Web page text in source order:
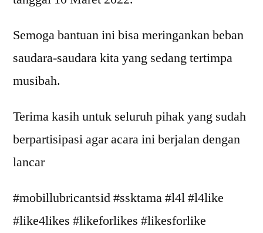
Semoga bantuan ini bisa meringankan beban
saudara-saudara kita yang sedang tertimpa
musibah.
Terima kasih untuk seluruh pihak yang sudah
berpartisipasi agar acara ini berjalan dengan
lancar
#mobillubricantsid #ssktama #l4l #l4like
#like4likes #likeforlikes #likesforlike